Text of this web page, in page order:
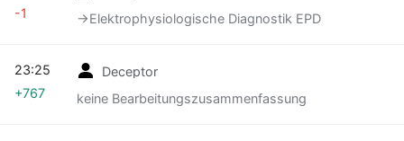
→‎Elektrophysiologische Diagnostik EPD
-1
Deceptor
keine Bearbeitungszusammenfassung
23:25
+767